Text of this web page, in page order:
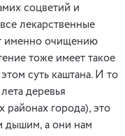
соцветий и
лекарственные
именно очищению
тоже имеет такое
суть каштана. И то
деревья
районах города), это
дышим, а они нам